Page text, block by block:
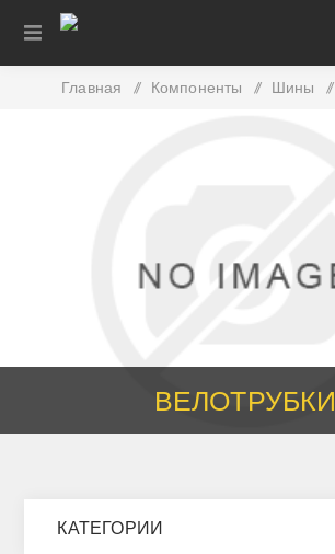
Главная / Компоненты / Шины /
ВЕЛОТРУБКИ
КАТЕГОРИИ